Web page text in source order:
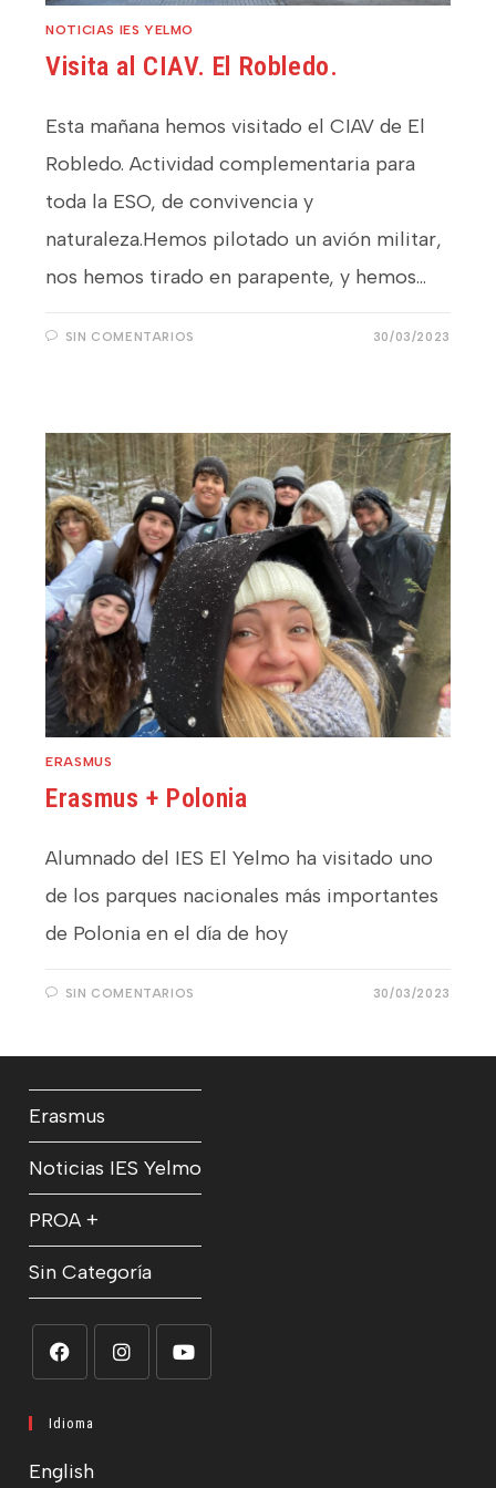
NOTICIAS IES YELMO
Visita al CIAV. El Robledo.
Esta mañana hemos visitado el CIAV de El
Robledo. Actividad complementaria para
toda la ESO, de convivencia y
naturaleza.Hemos pilotado un avión militar,
nos hemos tirado en parapente, y hemos…
SIN COMENTARIOS 30/03/2023
ERASMUS
Erasmus + Polonia
Alumnado del IES El Yelmo ha visitado uno
de los parques nacionales más importantes
de Polonia en el día de hoy
SIN COMENTARIOS 30/03/2023
Erasmus
Noticias IES Yelmo
PROA +
Sin Categoría
abre
una
una
Idioma
English